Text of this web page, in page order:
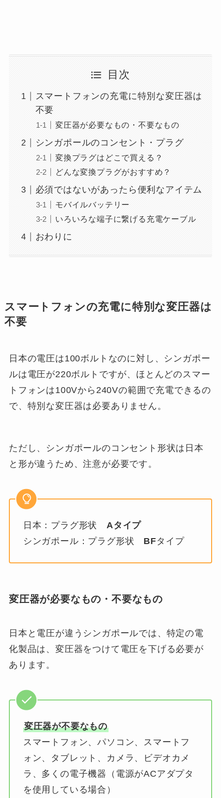
目次
スマートフォンの充電に特別な変圧器は
不要
変圧器が必要なもの・不要なもの
シンガポールのコンセント・プラグ
変換プラグはどこで買える？
どんな変換プラグがおすすめ？
必須ではないがあったら便利なアイテム
モバイルバッテリー
いろいろな端子に繋げる充電ケーブル
おわりに
スマートフォンの充電に特別な変圧器は
不要
日本の電圧は100ボルトなのに対し、シンガポー
ルは電圧が220ボルトですが、ほとんどのスマー
トフォンは100Vから240Vの範囲で充電できるの
で、特別な変圧器は必要ありません。
ただし、シンガポールのコンセント形状は日本
と形が違うため、注意が必要です。
日本：プラグ形状 Aタイプ
シンガポール：プラグ形状 BFタイプ
変圧器が必要なもの・不要なもの
日本と電圧が違うシンガポールでは、特定の電
化製品は、変圧器をつけて電圧を下げる必要が
あります。
変圧器が不要なもの
スマートフォン、パソコン、スマートフ
ォン、タブレット、カメラ、ビデオカメ
ラ、多くの電子機器（電源がACアダプタ
を使用している場合）